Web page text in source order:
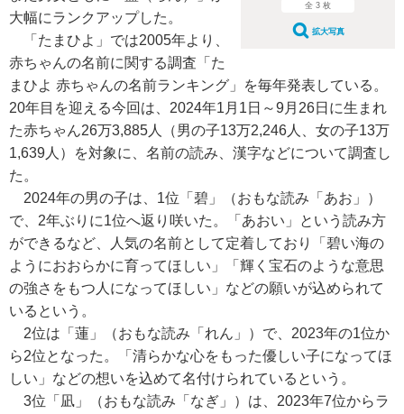
全 3 枚
拡大写真
大幅にランクアップした。
「たまひよ」では2005年より、
赤ちゃんの名前に関する調査「た
まひよ 赤ちゃんの名前ランキング」を毎年発表している。
20年目を迎える今回は、2024年1月1日～9月26日に生まれ
た赤ちゃん26万3,885人（男の子13万2,246人、女の子13万
1,639人）を対象に、名前の読み、漢字などについて調査し
た。
2024年の男の子は、1位「碧」（おもな読み「あお」）
で、2年ぶりに1位へ返り咲いた。「あおい」という読み方
ができるなど、人気の名前として定着しており「碧い海の
ようにおおらかに育ってほしい」「輝く宝石のような意思
の強さをもつ人になってほしい」などの願いが込められて
いるという。
2位は「蓮」（おもな読み「れん」）で、2023年の1位か
ら2位となった。「清らかな心をもった優しい子になってほ
しい」などの想いを込めて名付けられているという。
3位「凪」（おもな読み「なぎ」）は、2023年7位からラ